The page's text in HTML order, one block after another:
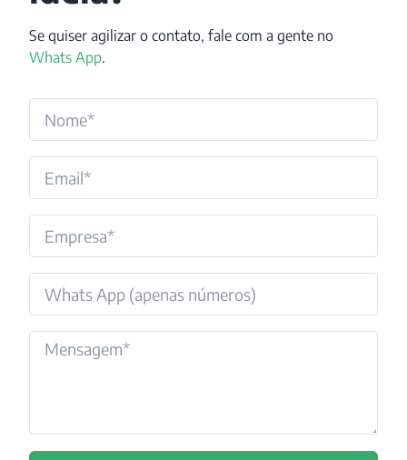
Se quiser agilizar o contato, fale com a gente no
Whats App.